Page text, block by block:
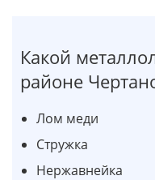
Какой
районе
Лом меди
Стружка
Нержавнейка